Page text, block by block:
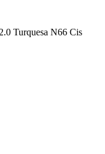
Turquesa N66 Cis